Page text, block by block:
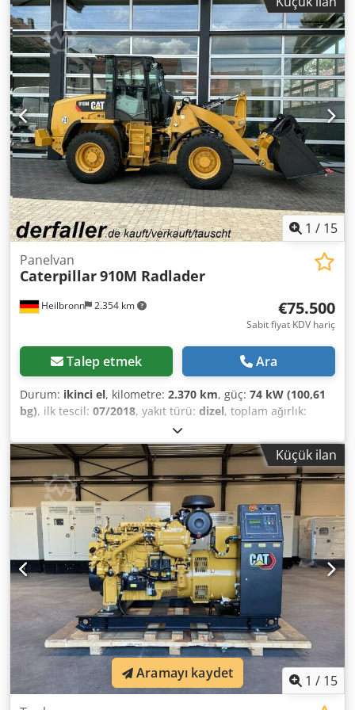
1 / 15
Heilbronn 2.354 km
Panelvan
Caterpillar910M Radlader
€75.500
Sabit fiyat KDV hariç
Talep etmek Ara
Durum: ikinci el, kilometre: 2.370 km, güç: 74 kW (100,61
bg), ilk tescil: 07/2018, yakıt türü: dizel, toplam ağırlık:
, vites türü:
diğer, çalışma saatleri:2.370 h, Diesel, year of
manufacture 2018, 74.5 kW, 2,370 operating hours, 20
km/h, bucket, pallet fork, permissible total weight 8,050 kg.
FOR US, CONDITION AND THE OVERALL IMPRESSION ARE
DECISIVE, PRICE IS SECONDARY. For further questions, Mr.
Faller is available at the provided number. //*TRADE-IN,
PART-EXCHANGE, OR COLLATERALIZATION OF YOUR
VEHICLE AS WELL AS FINANCING POSSIBLE! All information
without guarantee* More offers can be found on our
website. The description and data provided do not
constitute a guarantee and are non-binding. The only
binding agreement is the purchase contract concluded at
the dealership upon purchase of the vehicle. Subject to
errors and prior sale! Djdpfx Ahevicytoasck
Küçük ilan
1 / 15
Aramayı kaydet